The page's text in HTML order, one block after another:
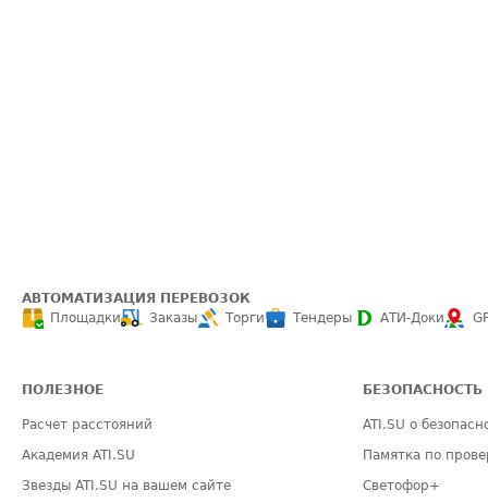
АВТОМАТИЗАЦИЯ ПЕРЕВОЗОК
Площадки
Заказы Торги Тендеры АТИ-Доки
ПОЛЕЗНОЕ
Расчет расстояний
Академия ATI.SU
Звезды ATI.SU на вашем сайте
БЕЗОПАСНОСТЬ
ATI.SU о
Памятка по
Светофор+